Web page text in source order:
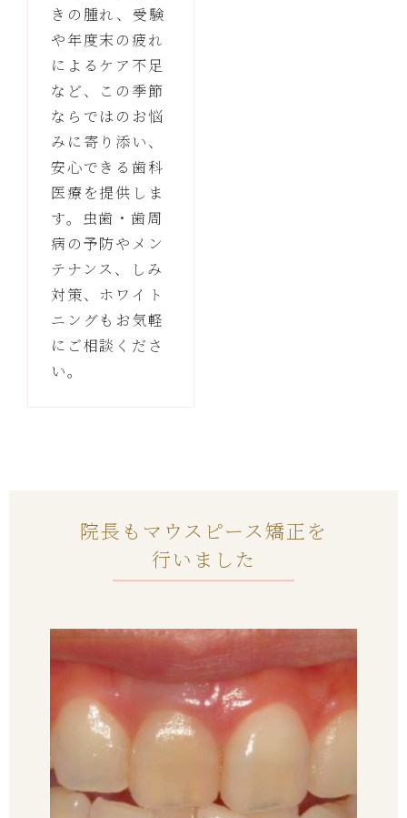
きの腫れ、受験
や年度末の疲れ
によるケア不足
など、この季節
ならではのお悩
みに寄り添い、
安心できる歯科
医療を提供しま
す。虫歯・歯周
病の予防やメン
テナンス、しみ
対策、ホワイト
ニングもお気軽
にご相談くださ
い。
院長もマウスピース矯正を
行いました